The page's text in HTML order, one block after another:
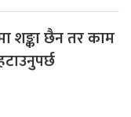
शङ्का छैन तर काम